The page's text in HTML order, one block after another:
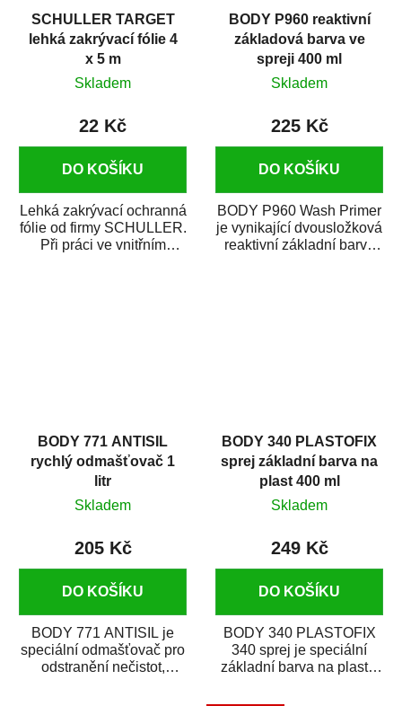
SCHULLER TARGET
lehká zakrývací fólie 4
x 5 m
Skladem
22 Kč
DO KOŠÍKU
Lehká zakrývací ochranná
fólie od firmy SCHULLER.
Při práci ve vnitřním
BODY P960 reaktivní
základová barva ve
spreji 400 ml
Skladem
225 Kč
DO KOŠÍKU
BODY P960 Wash Primer
je vynikající dvousložková
reaktivní základní barva
BODY 771 ANTISIL
rychlý odmašťovač 1
litr
Skladem
205 Kč
DO KOŠÍKU
BODY 771 ANTISIL je
speciální odmašťovač pro
odstranění nečistot,
BODY 340 PLASTOFIX
sprej základní barva na
plast 400 ml
Skladem
249 Kč
DO KOŠÍKU
BODY 340 PLASTOFIX
340 sprej je speciální
základní barva na plasty,
vrchních...